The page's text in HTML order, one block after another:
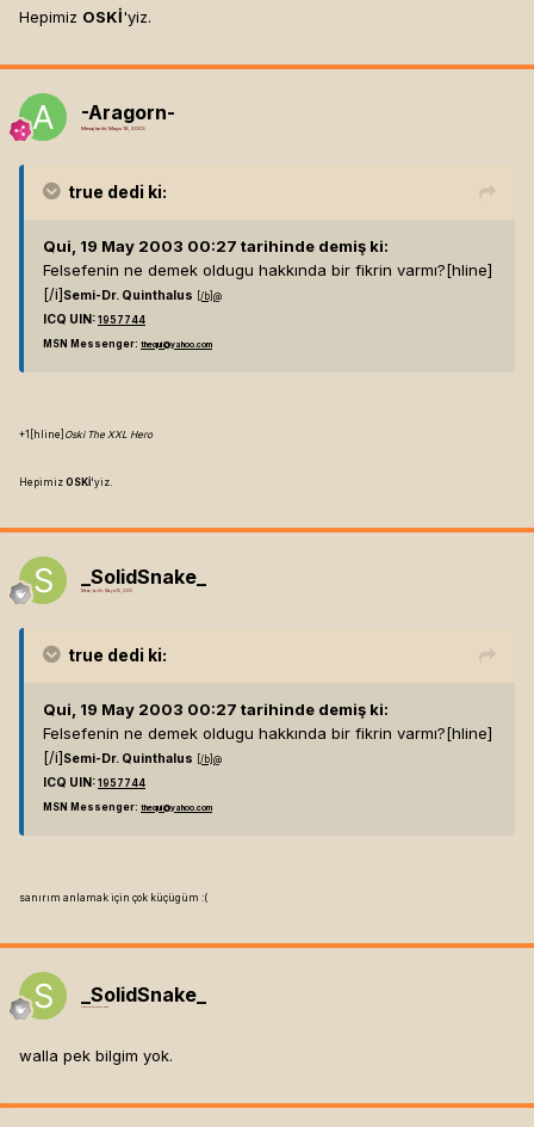
Hepimiz OSKİ'yiz.
-Aragorn-
Mesaj tarihi: Mayıs 18, 2003
true dedi ki:
Qui, 19 May 2003 00:27 tarihinde demiş ki:
Felsefenin ne demek oldugu hakkında bir fikrin varmı?[hline]
[/i]Semi-Dr. Quinthalus [/b] @
ICQ UIN: 1957744
MSN Messenger: thequi@yahoo.com
+1[hline] Oski The XXL Hero
Hepimiz OSKİ'yiz.
_SolidSnake_
Mesaj tarihi: Mayıs 18, 2003
true dedi ki:
Qui, 19 May 2003 00:27 tarihinde demiş ki:
Felsefenin ne demek oldugu hakkında bir fikrin varmı?[hline]
[/i]Semi-Dr. Quinthalus [/b] @
ICQ UIN: 1957744
MSN Messenger: thequi@yahoo.com
sanırım anlamak için çok küçügüm :(
_SolidSnake_
walla pek bilgim yok.